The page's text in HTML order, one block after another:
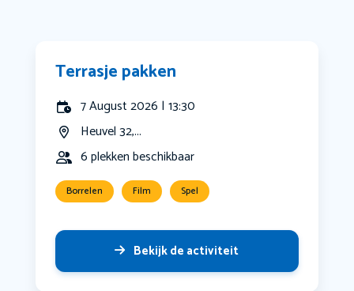
Terrasje pakken
7 August 2026 | 13:30
Heuvel 32,...
6 plekken beschikbaar
Borrelen Film Spel
Bekijk de activiteit